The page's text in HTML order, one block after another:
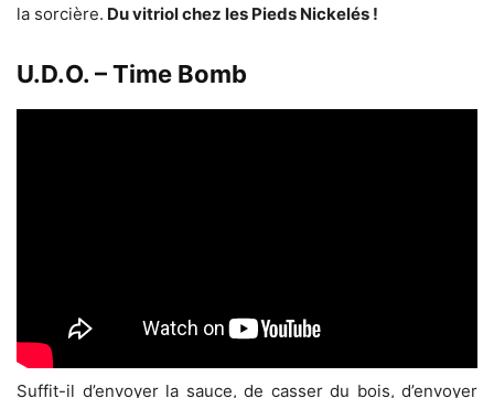
la sorcière. Du vitriol chez les Pieds Nickelés !
U.D.O. – Time Bomb
Suffit-il d’envoyer la sauce, de casser du bois, d’envoyer